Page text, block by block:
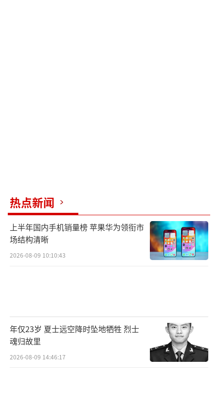
热点新闻
上半年国内手机销量榜 苹果华为领衔市
场结构清晰
2026-08-09 10:10:43
年仅23岁 夏士远空降时坠地牺牲 烈士
魂归故里
2026-08-09 14:46:17